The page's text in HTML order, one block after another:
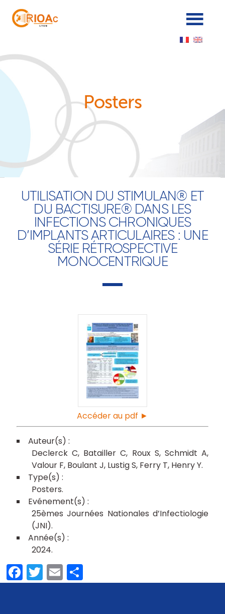
Posters
UTILISATION DU STIMULAN® ET
DU BACTISURE® DANS LES
INFECTIONS CHRONIQUES
D’IMPLANTS ARTICULAIRES : UNE
SÉRIE RÉTROSPECTIVE
MONOCENTRIQUE
Accéder au pdf ►
Declerck C Batailler C Roux S Schmidt A
Valour F Boulant J Lustig S Ferry T Henry Y
Posters
25èmes Journées Nationales d’Infectiologie
(JNI)
2024
Facebook
Twitter
EmailPartager
Panneau de gestion des cookies